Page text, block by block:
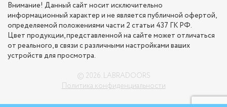
Внимание! Данный сайт носит исключительно
информационный характер и не является публичной офертой,
определяемой положениями части 2 статьи 437 ГК РФ.
Цвет продукции, представленной на сайте может отличаться
от реального, в связи с различными настройками ваших
устройств для просмотра.
© 2026. LABRADOORS
Политика конфиденциальности